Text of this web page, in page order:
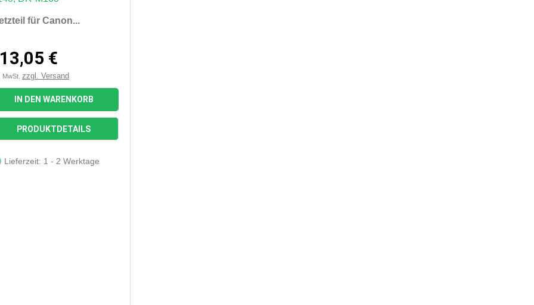
 Vorschau
für Canon...
€
MwSt. zzgl. Versand
IN DEN WARENKORB
PRODUKTDETAILS
Lieferzeit: 1 - 2 Werktage